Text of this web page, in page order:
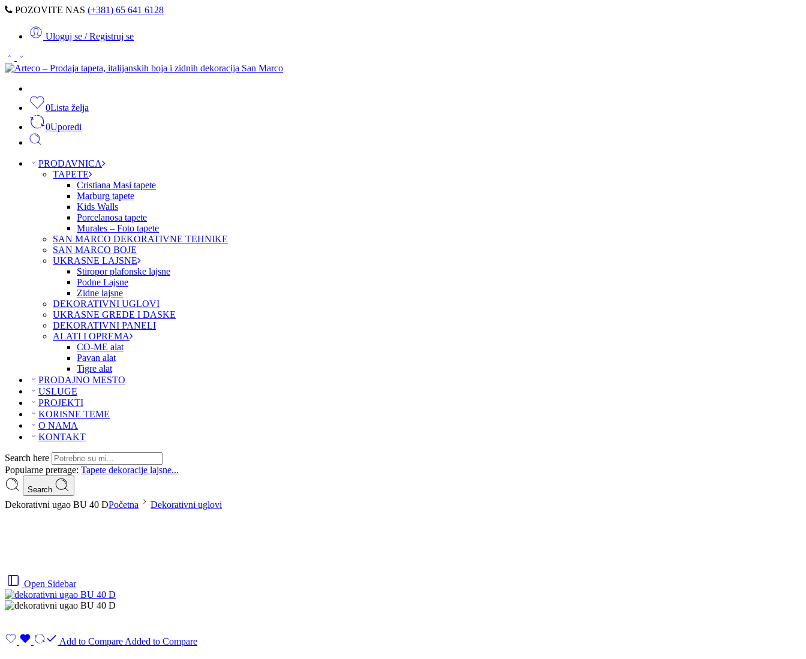
POZOVITE NAS (+381) 65 641 6128
Uloguj se / Registruj se
0Lista želja
0Uporedi
PRODAVNICA
TAPETE
Cristiana Masi tapete
Marburg tapete
Kids Walls
Porcelanosa tapete
Murales – Foto tapete
SAN MARCO DEKORATIVNE TEHNIKE
SAN MARCO BOJE
UKRASNE LAJSNE
Stiropor plafonske lajsne
Podne Lajsne
Zidne lajsne
DEKORATIVNI UGLOVI
UKRASNE GREDE I DASKE
DEKORATIVNI PANELI
ALATI I OPREMA
CO-ME alat
Pavan alat
Tigre alat
PRODAJNO MESTO
USLUGE
PROJEKTI
KORISNE TEME
O NAMA
KONTAKT
Search here
Popularne pretrage: Tapete dekoracije lajsne...
Search
Dekorativni ugao BU 40 DPočetna Dekorativni uglovi
Open Sidebar
Add to Compare Added to Compare